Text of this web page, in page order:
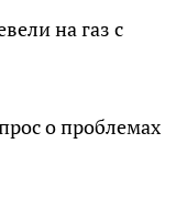
на газ с
о проблемах